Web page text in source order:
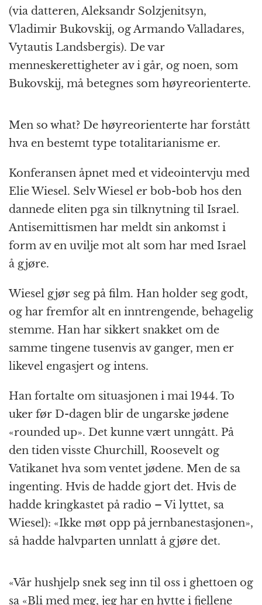
(via datteren, Aleksandr Solzjenitsyn,
Vladimir Bukovskij, og Armando Valladares,
Vytautis Landsbergis). De var
menneskerettigheter av i går, og noen, som
Bukovskij, må betegnes som høyreorienterte.
Men so what? De høyreorienterte har forstått
hva en bestemt type totalitarianisme er.
Konferansen åpnet med et videointervju med
Elie Wiesel. Selv Wiesel er bob-bob hos den
dannede eliten pga sin tilknytning til Israel.
Antisemittismen har meldt sin ankomst i
form av en uvilje mot alt som har med Israel
å gjøre.
Wiesel gjør seg på film. Han holder seg godt,
og har fremfor alt en inntrengende, behagelig
stemme. Han har sikkert snakket om de
samme tingene tusenvis av ganger, men er
likevel engasjert og intens.
Han fortalte om situasjonen i mai 1944. To
uker før D-dagen blir de ungarske jødene
«rounded up». Det kunne vært unngått. På
den tiden visste Churchill, Roosevelt og
Vatikanet hva som ventet jødene. Men de sa
ingenting. Hvis de hadde gjort det. Hvis de
hadde kringkastet på radio – Vi lyttet, sa
Wiesel): «Ikke møt opp på jernbanestasjonen»,
så hadde halvparten unnlatt å gjøre det.
«Vår hushjelp snek seg inn til oss i ghettoen og
sa «Bli med meg, jeg har en hytte i fjellene